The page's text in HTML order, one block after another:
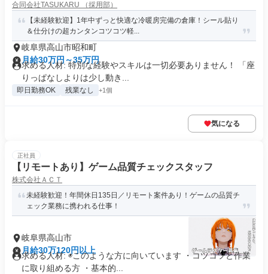
合同会社TASUKARU （採用部）
【未経験歓迎】1年中ずっと快適な冷暖房完備の倉庫！シール貼り
＆仕分けの超カンタンコツコツ軽...
岐阜県高山市昭和町
月給30万円～35万円
求める人材: 特別な経験やスキルは一切必要ありません！ 「座
りっぱなしよりは少し動き...
即日勤務OK 残業なし +1個
気になる
正社員
【リモートあり】ゲーム品質チェックスタッフ
株式会社ＡＣＴ
未経験歓迎！年間休日135日／リモート案件あり！ゲームの品質チ
ェック業務に携われる仕事！
岐阜県高山市
月給30万120円以上
求める人材: ◉このような方に向いています ・コツコツと作業
に取り組める方 ・基本的...